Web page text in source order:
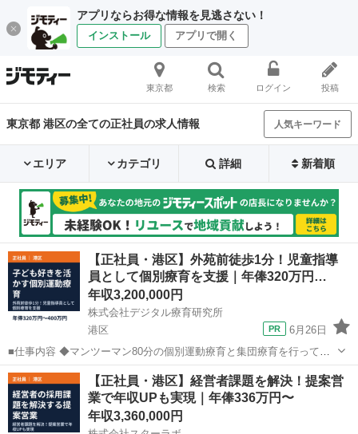
アプリならお得な情報を見逃さない！
インストール アプリで開く
東京都 検索 ログイン 投稿
東京都 港区の全ての正社員の求人情報 人気キーワード
エリア カテゴリ 詳細 新着順
【正社員・港区】外苑前徒歩1分！児童指導
員として個別療育を支援｜年俸320万円…
年収3,200,000円
株式会社デジタル療育研究所
港区
6月26日
■仕事内容 ◆マンツーマン80分の個別運動療育と集団療育を行ってい
ます。 共感あふれる楽しい運動遊びを通じて、身体と心、言葉の発達
を促しています。 ◆運動やコミュニケーション、保護者支援など、多
角的に支援でき、やり...
東京 港区 教育 未経験
【正社員・港区】経営者課題を解決！提案営
業で年収UPも実現｜年俸336万円〜
年収3,360,000円